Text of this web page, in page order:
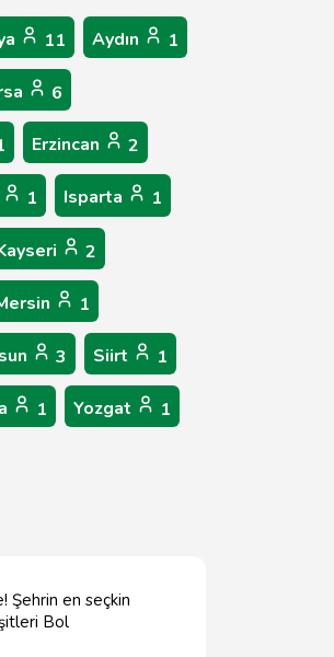
11 Aydın 1
6
Erzincan 2
1 Isparta 1
2
1
3 Siirt 1
1 Yozgat 1
Şehrin en seçkin
Bol